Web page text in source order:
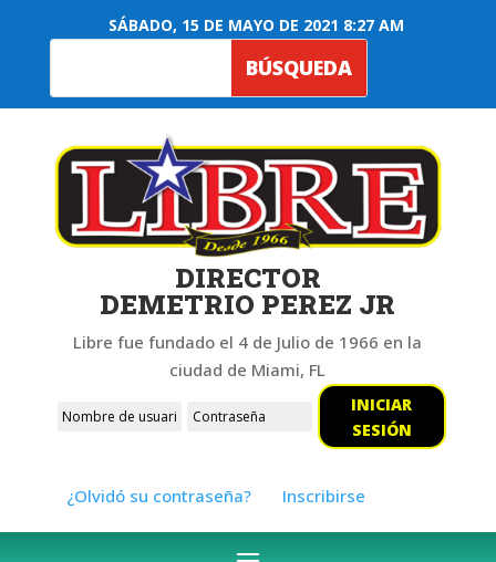
SÁBADO, 15 DE MAYO DE 2021 8:27 AM
DIRECTOR
DEMETRIO PEREZ JR
Libre fue fundado el 4 de Julio de 1966 en la
ciudad de Miami, FL
INICIAR
SESIÓN
¿Olvidó su contraseña? Inscribirse